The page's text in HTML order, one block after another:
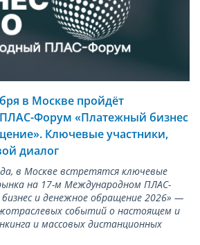
в Москве пройдёт
Форум «Платежный бизнес
Ключевые участники,
диалог
в Москве встретятся ключевые
на 17-м Международном ПЛАС-
и денежное обращение 2026» —
событий о настоящем и
и массовых дистанционных